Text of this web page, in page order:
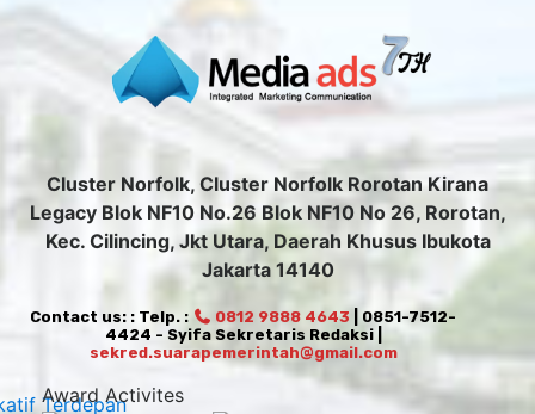
Cluster Norfolk, Cluster Norfolk Rorotan Kirana
Legacy Blok NF10 No.26 Blok NF10 No 26, Rorotan,
Kec. Cilincing, Jkt Utara, Daerah Khusus Ibukota
Jakarta 14140
Contact us: : Telp. : 0812 9888 4643 | 0851-7512-
4424 - Syifa Sekretaris Redaksi |
sekred.suarapemerintah@gmail.com
Award Activites